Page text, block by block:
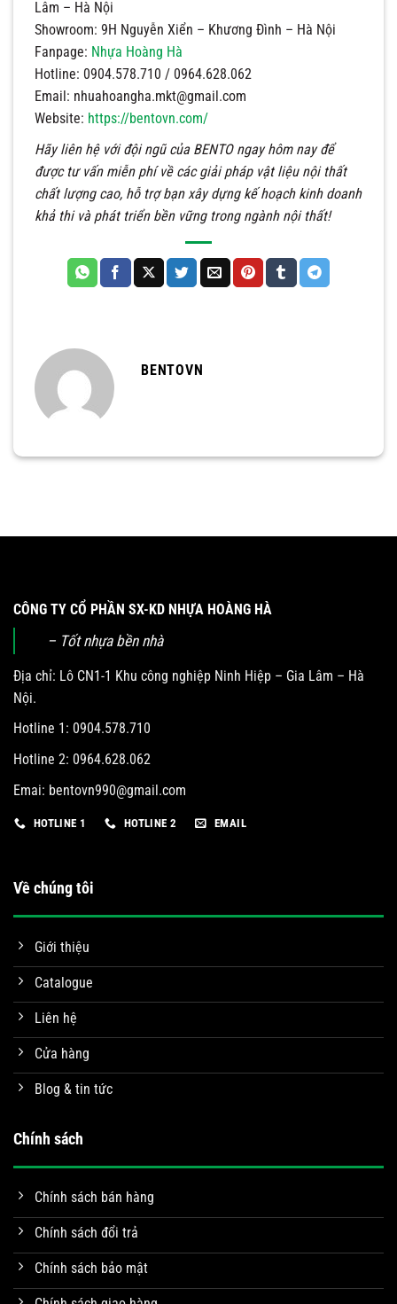
Lâm – Hà Nội
Showroom: 9H Nguyễn Xiển – Khương Đình – Hà Nội
Fanpage: Nhựa Hoàng Hà
Hotline: 0904.578.710 / 0964.628.062
Email: nhuahoangha.mkt@gmail.com
Website: https://bentovn.com/
Hãy liên hệ với đội ngũ của BENTO ngay hôm nay để
được tư vấn miễn phí về các giải pháp vật liệu nội thất
chất lượng cao, hỗ trợ bạn xây dựng kế hoạch kinh doanh
khả thi và phát triển bền vững trong ngành nội thất!
BENTOVN
CÔNG TY CỔ PHẦN SX-KD NHỰA HOÀNG HÀ
– Tốt nhựa bền nhà
Địa chỉ: Lô CN1-1 Khu công nghiệp Ninh Hiệp – Gia Lâm – Hà
Nội.
Hotline 1: 0904.578.710
Hotline 2: 0964.628.062
Emai: bentovn990@gmail.com
HOTLINE 1 HOTLINE 2 EMAIL
Về chúng tôi
Giới thiệu
Catalogue
Liên hệ
Cửa hàng
Blog & tin tức
Chính sách
Chính sách bán hàng
Chính sách đổi trả
Chính sách bảo mật